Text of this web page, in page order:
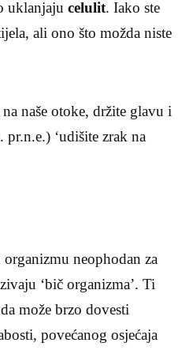
uklanjaju celulit. Iako ste
ali ono što možda niste
naše otoke, držite glavu i
pr.n.e.) ‘udišite zrak na
neophodan za
‘bič organizma’. Ti
može brzo dovesti
povećanog osjećaja